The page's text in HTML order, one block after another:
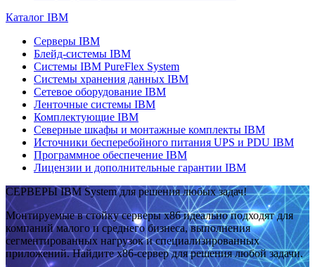
Каталог IBM
Серверы IBM
Блейд-системы IBM
Системы IBM PureFlex System
Системы хранения данных IBM
Сетевое оборудование IBM
Ленточные системы IBM
Комплектующие IBM
Северные шкафы и монтажные комплекты IBM
Источники бесперебойного питания UPS и PDU IBM
Программное обеспечение IBM
Лицензии и дополнительные гарантии IBM
СЕРВЕРЫ IBM System для решения любых задач!
Монтируемые в стойку серверы x86 идеально подходят для
компаний малого и среднего бизнеса, выполнения
сегментированных нагрузок и специализированных
приложений. Найдите x86-сервер для решения любой задачи.